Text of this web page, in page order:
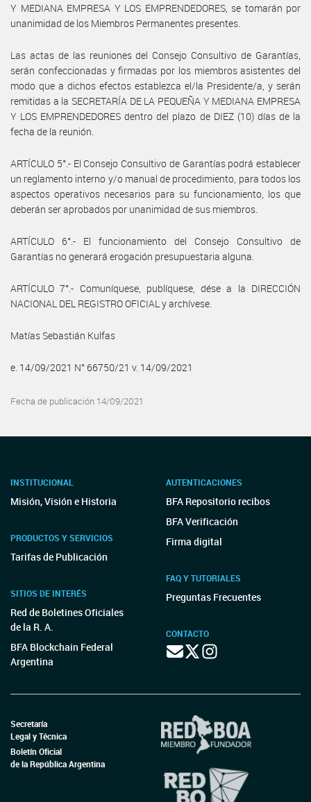
Y MEDIANA EMPRESA Y LOS EMPRENDEDORES, se tomarán por
unanimidad de los Miembros Permanentes presentes.
Las actas de las reuniones del Consejo Consultivo de Garantías,
serán confeccionadas y firmadas por los miembros asistentes del
modo que a dichos efectos establezca el/la Presidente/a, y serán
remitidas a la SECRETARÍA DE LA PEQUEÑA Y MEDIANA EMPRESA
Y LOS EMPRENDEDORES dentro del plazo de DIEZ (10) días de la
fecha de la reunión.
ARTÍCULO 5°.- El Consejo Consultivo de Garantías podrá establecer
un reglamento interno y/o manual de procedimiento, para todos los
aspectos operativos necesarios para su funcionamiento, los que
deberán ser aprobados por unanimidad de sus miembros.
ARTÍCULO 6°.- El funcionamiento del Consejo Consultivo de
Garantías no generará erogación presupuestaria alguna.
ARTÍCULO 7°.- Comuníquese, publíquese, dése a la DIRECCIÓN
NACIONAL DEL REGISTRO OFICIAL y archívese.
Matías Sebastián Kulfas
e. 14/09/2021 N° 66750/21 v. 14/09/2021
Fecha de publicación 14/09/2021
INSTITUCIONAL
Misión, Visión e Historia
PRODUCTOS Y SERVICIOS
Tarifas de Publicación
SITIOS DE INTERÉS
Red de Boletines Oficiales
de la R. A.
BFA Blockchain Federal
Argentina
AUTENTICACIONES
BFA Repositorio recibos
BFA Verificación
Firma digital
FAQ Y TUTORIALES
Preguntas Frecuentes
CONTACTO
Secretaría
Legal y Técnica
Boletín Oficial
de la República Argentina